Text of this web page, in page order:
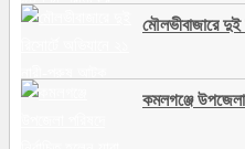
মৌলভীবাজারে
কমলগঞ্জে উপজেলা